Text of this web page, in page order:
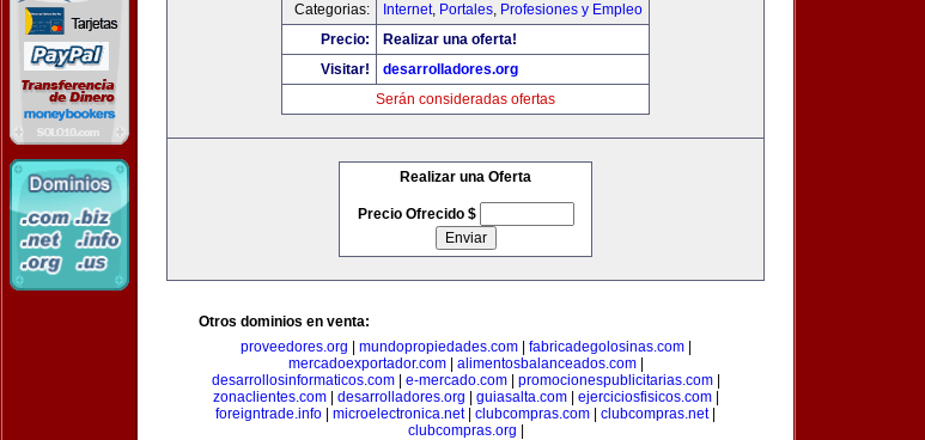
Categorias:
Internet, Portales, Profesiones y Empleo
Precio:
Realizar una oferta!
Visitar!
desarrolladores.org
Serán consideradas ofertas
Realizar una Oferta
Precio Ofrecido $
Otros dominios en venta:
proveedores.org
mundopropiedades.com| fabricadegolosinas.com|
mercadoexportador.com| alimentosbalanceados.com|
desarrollosinformaticos.com| e-mercado.com| promocionespublicitarias.com|
zonaclientes.com| desarrolladores.org guiasalta.com| ejerciciosfisicos.com|
foreigntrade.info
microelectronica.net| clubcompras.com clubcompras.net|
clubcompras.org